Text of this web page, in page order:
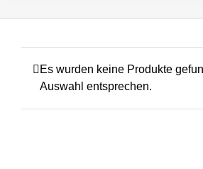
Es wurden keine Produkte
Auswahl entsprechen.